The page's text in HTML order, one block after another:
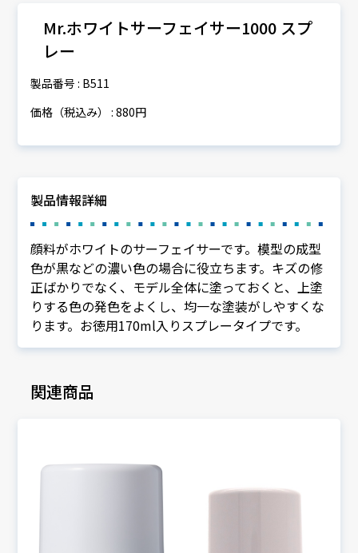
Mr.ホワイトサーフェイサー1000 スプ
レー
製品番号 : B511
価格（税込み） : 880円
製品情報詳細
顔料がホワイトのサーフェイサーです。模型の成型
色が黒などの濃い色の場合に役立ちます。キズの修
正ばかりでなく、モデル全体に塗っておくと、上塗
りする色の発色をよくし、均一な塗装がしやすくな
ります。お徳用170ml入りスプレータイプです。
関連商品